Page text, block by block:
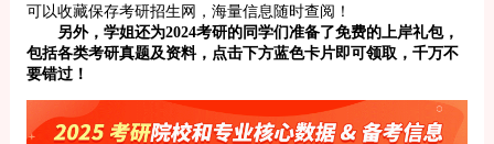
可以收藏保存考研招生网，海量信息随时查阅！
另外，学姐还为2024考研的同学们准备了免费的上岸礼包，
包括各类考研真题及资料，点击下方蓝色卡片即可领取，千万不
要错过！